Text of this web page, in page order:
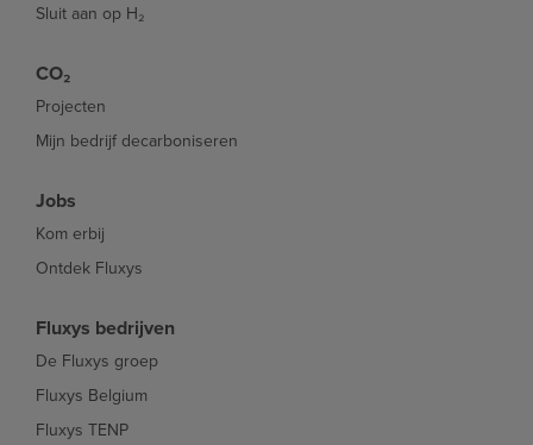
Sluit aan op H₂
CO₂
Projecten
Mijn bedrijf decarboniseren
Jobs
Kom erbij
Ontdek Fluxys
Fluxys bedrijven
De Fluxys groep
Fluxys Belgium
Fluxys TENP